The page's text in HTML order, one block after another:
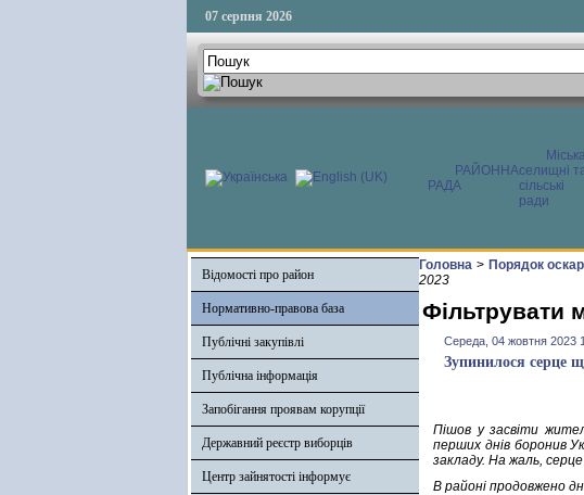
07 серпня 2026
РАЙОННА
РАДА
селищні
сільські
ради
Відомості про район
Нормативно-правова база
Публічні закупівлі
Публічна інформація
Запобігання проявам корупції
Державний реєстр виборців
Центр зайнятості інформує
Головна > Порядок
2023
Фільтрувати
Середа, 04 жовтня 2023
Зупинилося серце
Пішов у засвіти
перших днів боронив
закладу. На жаль,
В районі продовжено